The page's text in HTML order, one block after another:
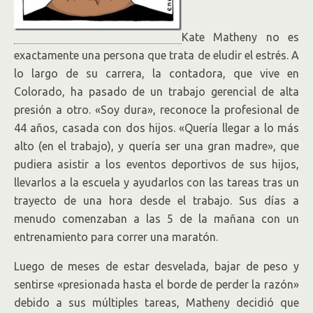
Kate Matheny no es
exactamente una persona que trata de eludir el estrés. A
lo largo de su carrera, la contadora, que vive en
Colorado, ha pasado de un trabajo gerencial de alta
presión a otro. «Soy dura», reconoce la profesional de
44 años, casada con dos hijos. «Quería llegar a lo más
alto (en el trabajo), y quería ser una gran madre», que
pudiera asistir a los eventos deportivos de sus hijos,
llevarlos a la escuela y ayudarlos con las tareas tras un
trayecto de una hora desde el trabajo. Sus días a
menudo comenzaban a las 5 de la mañana con un
entrenamiento para correr una maratón.
Luego de meses de estar desvelada, bajar de peso y
sentirse «presionada hasta el borde de perder la razón»
debido a sus múltiples tareas, Matheny decidió que